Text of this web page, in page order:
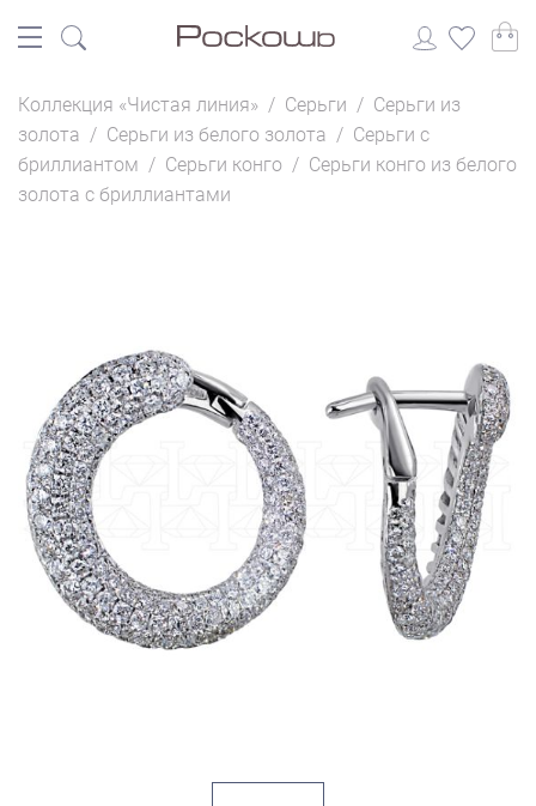
Коллекция «Чистая линия» / Серьги / Серьги из
золота / Серьги из белого золота / Серьги с
бриллиантом / Серьги конго / Серьги конго из белого
золота с бриллиантами